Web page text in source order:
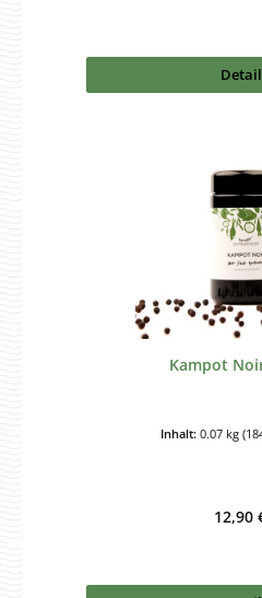
Kampot
Inhalt: 0.07 kg
12,90